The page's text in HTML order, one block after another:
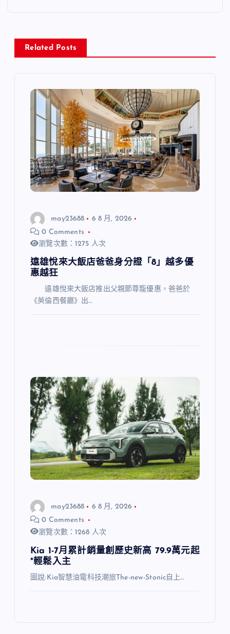
Related Posts
may23688
6 8 月, 2026
0 Comments
瀏覽次數：1275 人次
遠雄悅來大飯店爸爸身分證「8」越多優
惠越狂
遠雄悅來大飯店推出父親節尊寵優惠，爸爸於
《英倫西餐廳》出…
may23688
6 8 月, 2026
0 Comments
瀏覽次數：1268 人次
Kia 1-7月累計銷量創歷史新高 79.9萬元起
*輕鬆入主
圖說:Kia智慧油電科技潮旅The-new-Stonic自上…